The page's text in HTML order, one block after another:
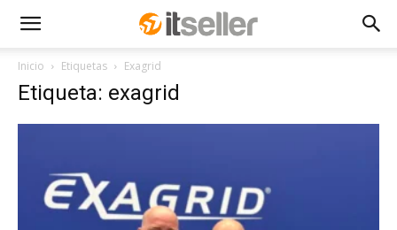
Inicio Etiquetas Exagrid
Etiqueta: exagrid